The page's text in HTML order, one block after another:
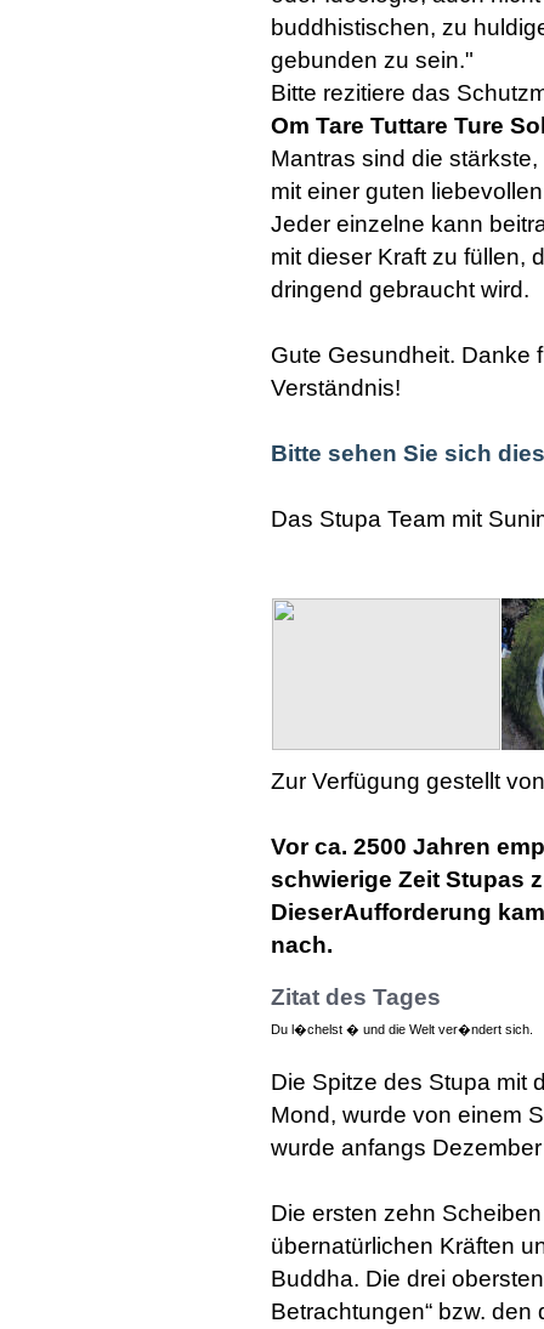
buddhistischen, zu
gebunden zu sein."
Bitte rezitiere das
Om Tare Tuttare Ture
Mantras sind die
mit einer guten
Jeder einzelne kann
mit dieser Kraft zu füllen,
dringend gebraucht wird.
Gute Gesundheit. Danke
Verständnis!
Bitte sehen Sie sich
Das Stupa Team mit
Zur Verfügung gestellt
Vor ca. 2500 Jahren
schwierige Zeit Stupas
DieserAufforderung
nach.
Zitat des Tages
Du l�chelst � und die Welt ver�ndert sich.
Die Spitze des Stupa mit
Mond, wurde von einem
wurde anfangs
Die ersten zehn
übernatürlichen Kräften
Buddha. Die drei
Betrachtungen“ bzw. den